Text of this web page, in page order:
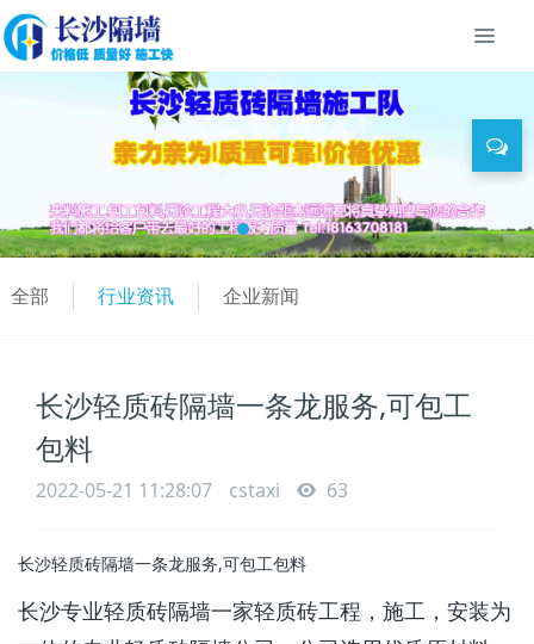
全部 行业资讯 企业新闻
长沙轻质砖隔墙一条龙服务,可包工
包料
2022-05-21 11:28:07 cstaxi 63
长沙轻质砖隔墙一条龙服务,可包工包料
长沙专业轻质砖隔墙一家轻质砖工程，施工，安装为